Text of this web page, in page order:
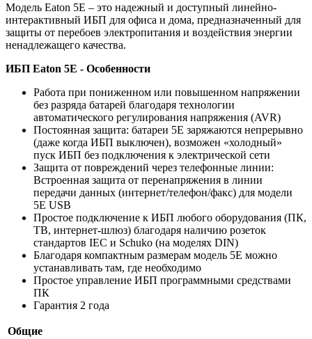
Модель Eaton 5E – это надежный и доступный линейно-
интерактивный ИБП для офиса и дома, предназначенный для
защиты от перебоев электропитания и воздействия энергии
ненадлежащего качества.
ИБП Eaton 5E - Особенности
Работа при пониженном или повышенном напряжении
без разряда батарей благодаря технологии
автоматического регулирования напряжения (AVR)
Постоянная защита: батареи 5Е заряжаются непрерывно
(даже когда ИБП выключен), возможен «холодный»
пуск ИБП без подключения к электрической сети
Защита от повреждений через телефонные линии:
Встроенная защита от перенапряжения в линии
передачи данных (интернет/телефон/факс) для модели
5Е USB
Простое подключение к ИБП любого оборудования (ПК,
ТВ, интернет-шлюз) благодаря наличию розеток
стандартов IEC и Schuko (на моделях DIN)
Благодаря компактным размерам модель 5Е можно
устанавливать там, где необходимо
Простое управление ИБП программными средствами
ПК
Гарантия 2 года
Общие